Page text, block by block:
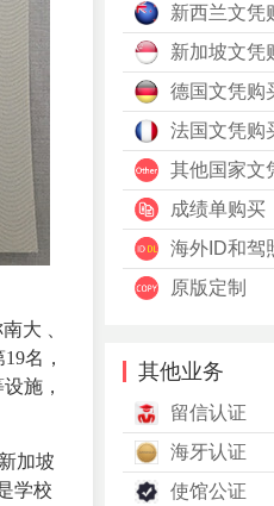
大 、
名，
施，
加坡
学校
新西兰文凭
新加坡文凭
德国文凭购
法国文凭购
其他国家文
成绩单购买
海外ID和驾
原版定制
其他业务
留信认证
海牙认证
使馆公证